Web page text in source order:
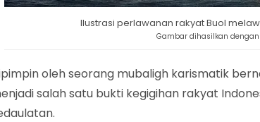
Ilustrasi perlawanan rakyat Buol
Gambar dihasilkan dengan
oleh seorang mubaligh karismatik
salah satu bukti kegigihan rakyat